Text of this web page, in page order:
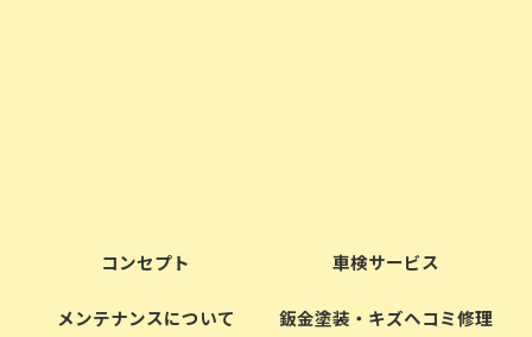
コンセプト 車検サービス
メンテナンスについて 鈑金塗装・キズヘコミ修理